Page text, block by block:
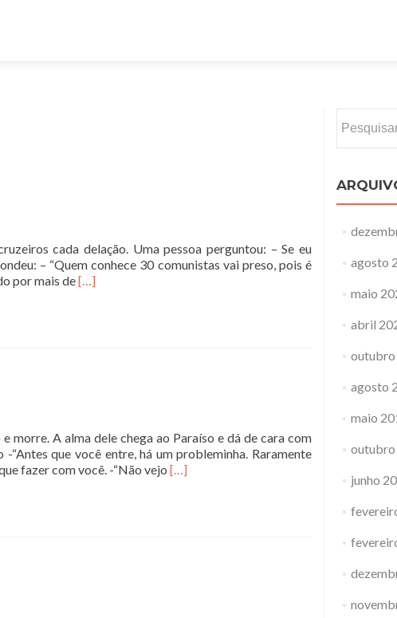
cada delação. Uma pessoa perguntou: – Se eu
– “Quem conhece 30 comunistas vai preso, pois é
por mais deLeia
[…]
morre. A alma dele chega ao Paraíso e dá de cara com
“Antes que você entre, há um probleminha. Raramente
fazer com você. -“Não vejo Leia
[…]
por:
agosto
maio
abril
outubro
agosto
maio
junho